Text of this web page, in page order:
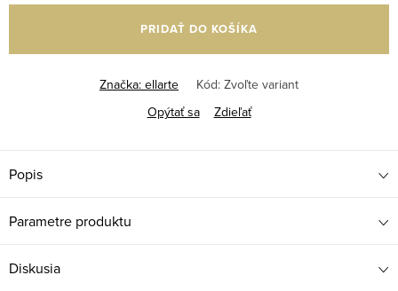
cena:
PRIDAŤ DO KOŠÍKA
Značka: ellarte Kód: Zvoľte variant
Opýtať sa
Zdieľať
Popis
Parametre produktu
Diskusia